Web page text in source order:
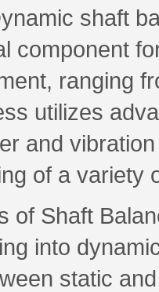
shaft
ranging
utilizes
and
of a variety
of Shaft
into
static